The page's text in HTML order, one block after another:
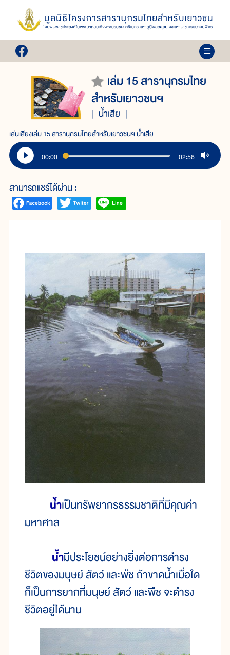
เล่ม 15 สารานุกรมไทย
สำหรับเยาวชนฯ
น้ำเสีย
เล่นเสียงเล่ม 15 สารานุกรมไทยสำหรับเยาวชนฯ น้ำเสีย
00:00 02:56
สามารถแชร์ได้ผ่าน :
น้ำเป็นทรัพยากรธรรมชาติที่มีคุณค่า
มหาศาล
น้ำมีประโยชน์อย่างยิ่งต่อการดำรง
ชีวิตของมนุษย์ สัตว์ และพืช ถ้าขาดน้ำเมื่อใด
ก็เป็นการยากที่มนุษย์ สัตว์ และพืช จะดำรง
ชีวิตอยู่ได้นาน